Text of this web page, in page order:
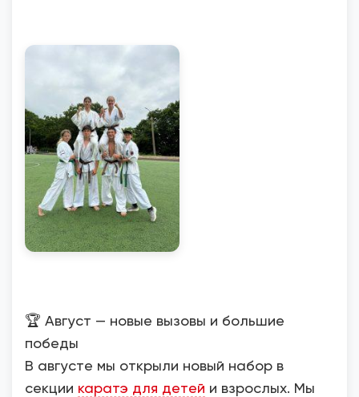
🏆 Август — новые вызовы и большие
победы
В августе мы открыли новый набор в
секции каратэ для детей и взрослых. Мы